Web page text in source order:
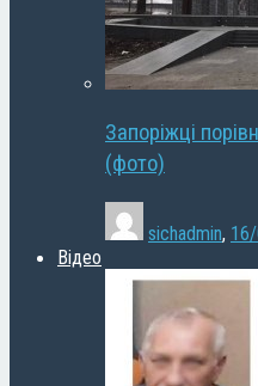
Запоріжці
(фото)
sichadmin,
Відео